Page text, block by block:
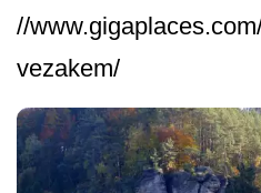
//
vezakem/